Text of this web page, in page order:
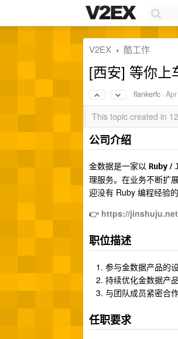
V2EX › 酷工作
[西安] 等你上
flankerfc ·
This topic created in
公司介绍
金数据是一家以 Ruby /
理服务。在业务不断扩
迎没有 Ruby 编程经验
👉 https://
职位描述
参与金数据产品的
持续优化金数据产
与团队成员紧密合
任职要求